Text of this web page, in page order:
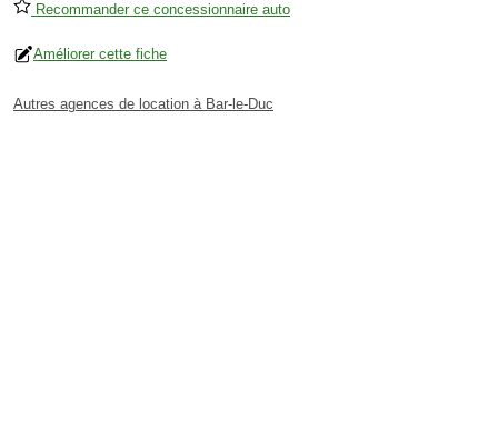
Recommander ce concessionnaire auto
Améliorer cette fiche
Autres agences de location à Bar-le-Duc